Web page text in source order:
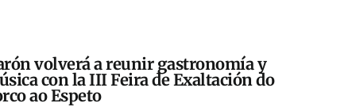
volverá a reunir gastronomía y
con la III Feira de Exaltación do
ao Espeto